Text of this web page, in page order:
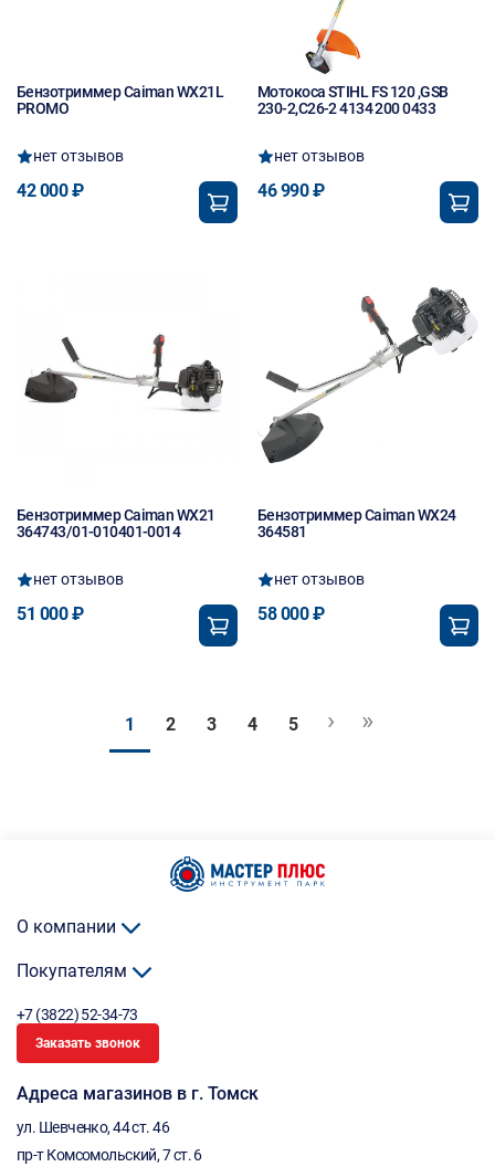
Бензотриммер Caiman WX21L
PROMO
нет отзывов
42 000 ₽
Мотокоса STIHL FS 120 ,GSB
230-2,C26-2 4134 200 0433
нет отзывов
46 990 ₽
Бензотриммер Caiman WX21
364743/01-010401-0014
нет отзывов
51 000 ₽
Бензотриммер Caiman WX24
364581
нет отзывов
58 000 ₽
1 2 3 4 5 › »
О компании
Покупателям
+7 (3822) 52-34-73
Заказать звонок
Адреса магазинов в г. Томск
ул. Шевченко, 44 ст. 46
пр-т Комсомольский, 7 ст. 6